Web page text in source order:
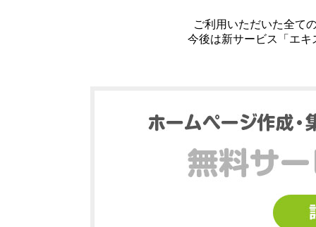
ご利用いただいた全て
今後は新サービス「エ